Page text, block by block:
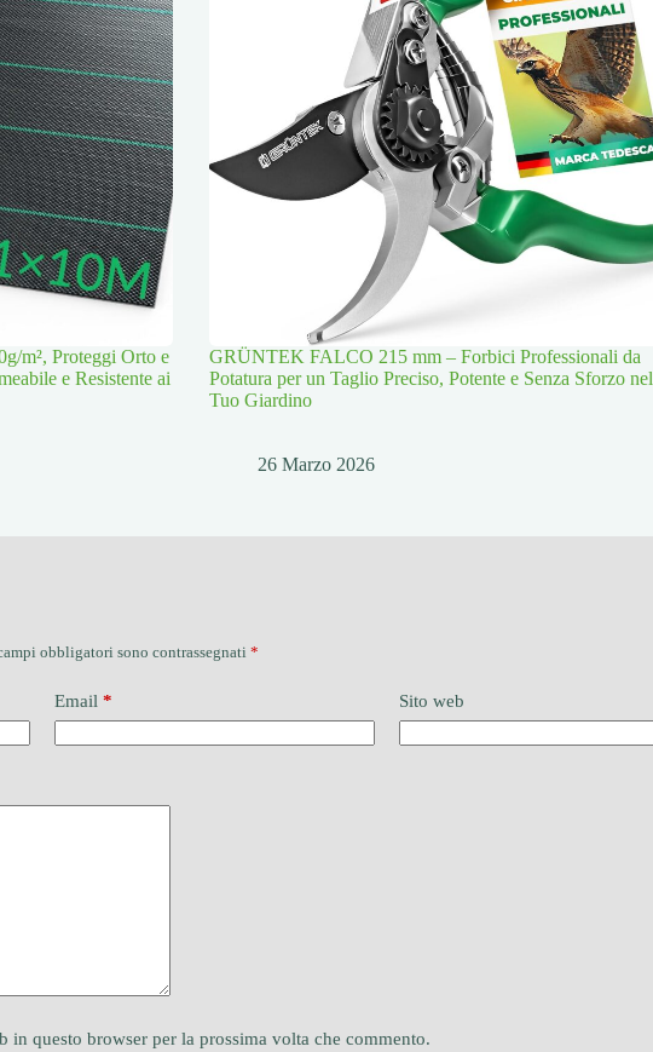
m², Proteggi Orto e
e Resistente ai
GRÜNTEK FALCO 215 mm – Forbici Professionali da
Potatura per un Taglio Preciso, Potente e Senza Sforzo nel
Tuo Giardino
26 Marzo 2026
obbligatori sono contrassegnati *
Email * Sito web
in questo browser per la prossima volta che commento.